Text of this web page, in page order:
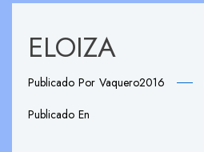
ELOIZA
Publicado Por Vaquero2016
Publicado En